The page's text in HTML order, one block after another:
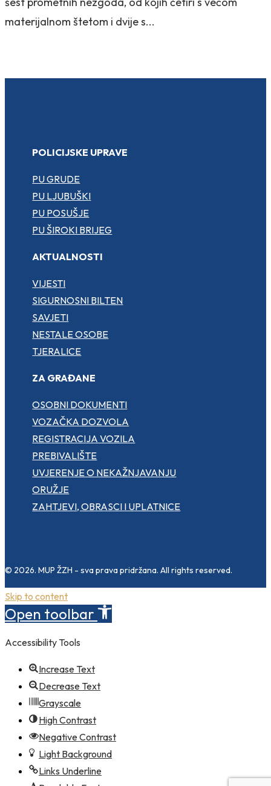
materijalnom štetom i dvije s...
POLICIJSKE UPRAVE
PU GRUDE
PU LJUBUŠKI
PU POSUŠJE
PU ŠIROKI BRIJEG
AKTUALNOSTI
VIJESTI
SIGURNOSNI BILTEN
SAVJETI
NESTALE OSOBE
TJERALICE
ZA GRAĐANE
OSOBNI DOKUMENTI
VOZAČKA DOZVOLA
REGISTRACIJA VOZILA
PREBIVALIŠTE
UVJERENJE O NEKAŽNJAVANJU
ORUŽJE
ZAHTJEVI, OBRASCI I UPLATNICE
© 2026. MUP ŽZH - sva prava pridržana. All rights reserved.
Skip to content
Open toolbar
Accessibility Tools
Increase Text
Decrease Text
Grayscale
High Contrast
Negative Contrast
Light Background
Links Underline